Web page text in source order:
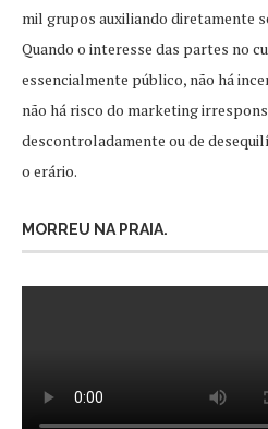
mil grupos auxiliando diretamente
Quando o interesse das partes no
essencialmente público, não há
não há risco do marketing
descontroladamente ou de
o erário.
MORREU NA PRAIA.